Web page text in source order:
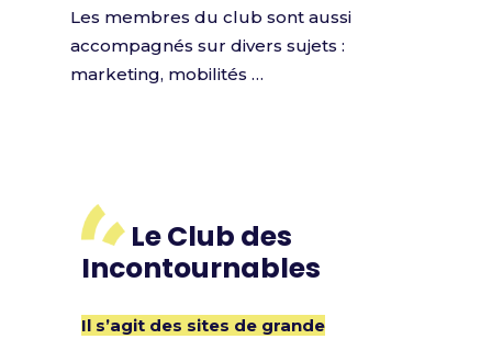
Les membres du club sont aussi
accompagnés sur divers sujets :
marketing, mobilités …
Le Club des
Incontournables
Il s’agit des sites de grande